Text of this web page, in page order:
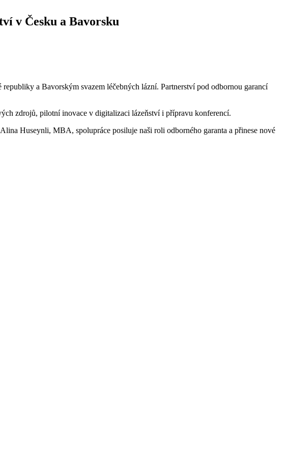
v Česku a Bavorsku
a Bavorským svazem léčebných lázní. Partnerství pod odbornou garancí
zdrojů, pilotní inovace v digitalizaci lázeňství i přípravu konferencí.
Huseynli, MBA, spolupráce posiluje naši roli odborného garanta a přinese nové